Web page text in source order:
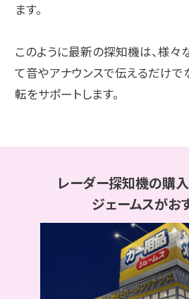
ます。
このように最新の探知機は、様
て音やアナウンスで伝えるだけで
転をサポートします。
レーダー探知機の購入
ジェームスがお